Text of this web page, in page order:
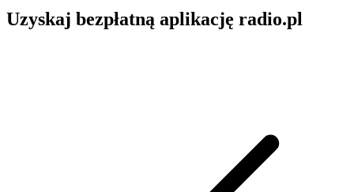
Uzyskaj bezpłatną aplikację radio.pl